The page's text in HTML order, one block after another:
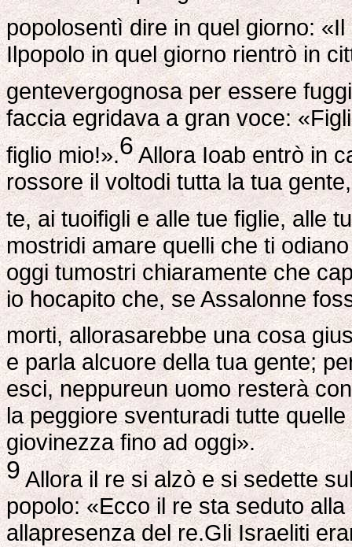
popolosentì dire in quel giorno:
Ilpopolo in quel giorno rientrò in
gentevergognosa per essere
faccia egridava a gran voce:
figlio mio!».6Allora Ioab entrò in
rossore il voltodi tutta la tua
te, ai tuoifigli e alle tue figlie, alle
mostridi amare quelli che ti
oggi tumostri chiaramente che
io hocapito che, se Assalonne
morti, allorasarebbe una cosa
e parla alcuore della tua gente;
esci, neppureun uomo resterà
la peggiore sventuradi tutte
giovinezza fino ad oggi».
9Allora il re si alzò e si sedette
popolo: «Ecco il re sta seduto
allapresenza del re.Gli Israeliti